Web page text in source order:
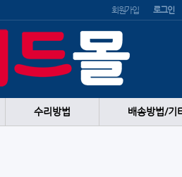
회원가입 로그인
수리방법 배송방법/기